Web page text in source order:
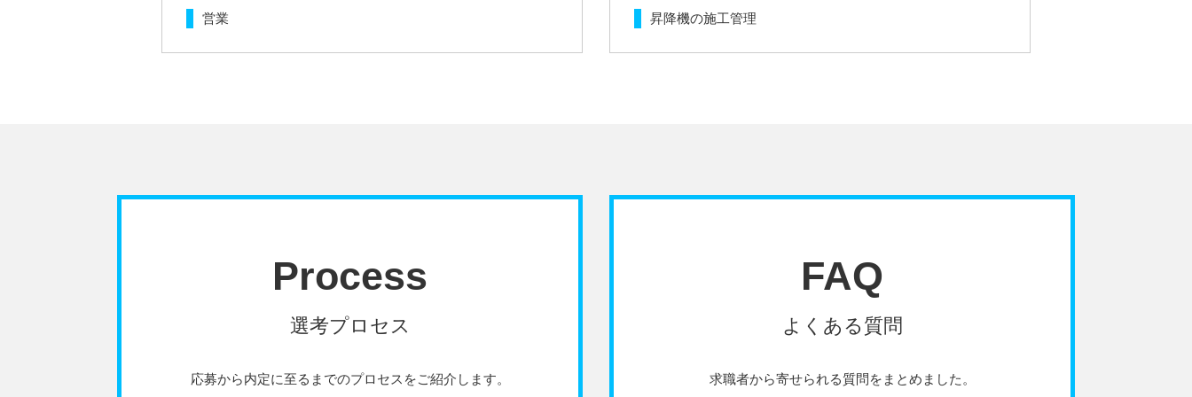
営業 昇降機の施工管理
Process
選考プロセス
応募から内定に至るまでのプロセスをご紹介します。
FAQ
よくある質問
求職者から寄せられる質問をまとめました。